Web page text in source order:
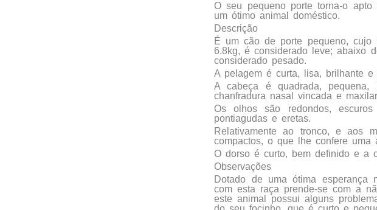
O seu pequeno porte torna-o
um ótimo animal doméstico.
Descrição
É um cão de porte pequeno, cujo
6.8kg, é considerado leve; abaixo
considerado pesado.
A pelagem é curta, lisa, brilhante e
A cabeça é quadrada,
chanfradura nasal vincada e
Os olhos são redondos,
pontiagudas e eretas.
Relativamente ao tronco, e aos
compactos, o que lhe confere uma
O dorso é curto, bem definido e a
Observações
Dotado de uma ótima
com esta raça prende-se com a
este animal possui alguns